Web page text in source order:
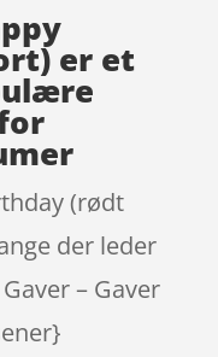
er et
(rødt
der leder
– Gaver